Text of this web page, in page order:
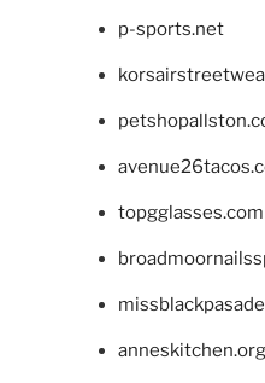
p-sports.net
topgglasses.com
anneskitchen.org